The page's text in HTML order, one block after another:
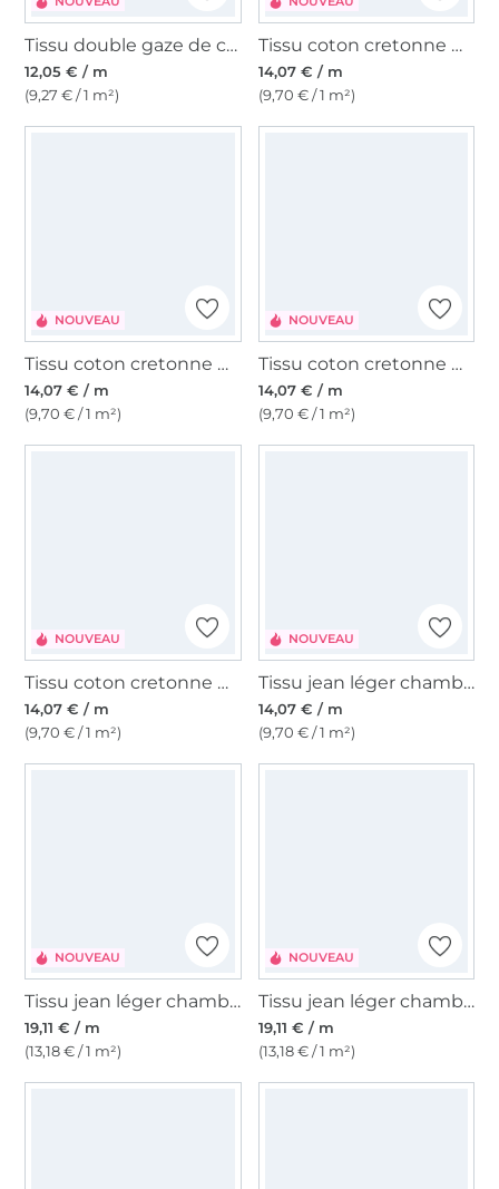
Tissu double gaze de coton Poires, blanc nature
12,05 € / m
(9,27 € / 1 m²)
Tissu coton cretonne Color Checks, bleu/bleu clair
14,07 € / m
(9,70 € / 1 m²)
NOUVEAU
Tissu coton cretonne Color Checks, rose/marron clair
14,07 € / m
(9,70 € / 1 m²)
NOUVEAU
Tissu coton cretonne Color Checks, lilas/terracotta
14,07 € / m
(9,70 € / 1 m²)
NOUVEAU
Tissu coton cretonne Color Checks, rouge/rose fuchsia
14,07 € / m
(9,70 € / 1 m²)
NOUVEAU
Tissu jean léger chambray Denim Flowers
14,07 € / m
(9,70 € / 1 m²)
NOUVEAU
Tissu jean léger chambray Embroidery, chamois
19,11 € / m
(13,18 € / 1 m²)
NOUVEAU
Tissu jean léger chambray Embroidery, rouge foncé
19,11 € / m
(13,18 € / 1 m²)